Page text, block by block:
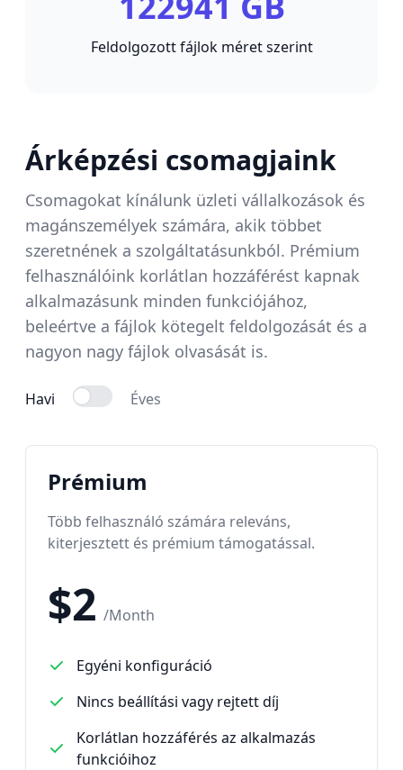
Feldolgozott fájlok méret szerint
Árképzési csomagjaink
Csomagokat kínálunk üzleti vállalkozások és
magánszemélyek számára, akik többet
szeretnének a szolgáltatásunkból. Prémium
felhasználóink korlátlan hozzáférést kapnak
alkalmazásunk minden funkciójához,
beleértve a fájlok kötegelt feldolgozását és a
nagyon nagy fájlok olvasását is.
Havi Éves
Prémium
Több felhasználó számára releváns,
kiterjesztett és prémium támogatással.
$2 /Month
Egyéni konfiguráció
Nincs beállítási vagy rejtett díj
Korlátlan hozzáférés az alkalmazás
funkcióihoz